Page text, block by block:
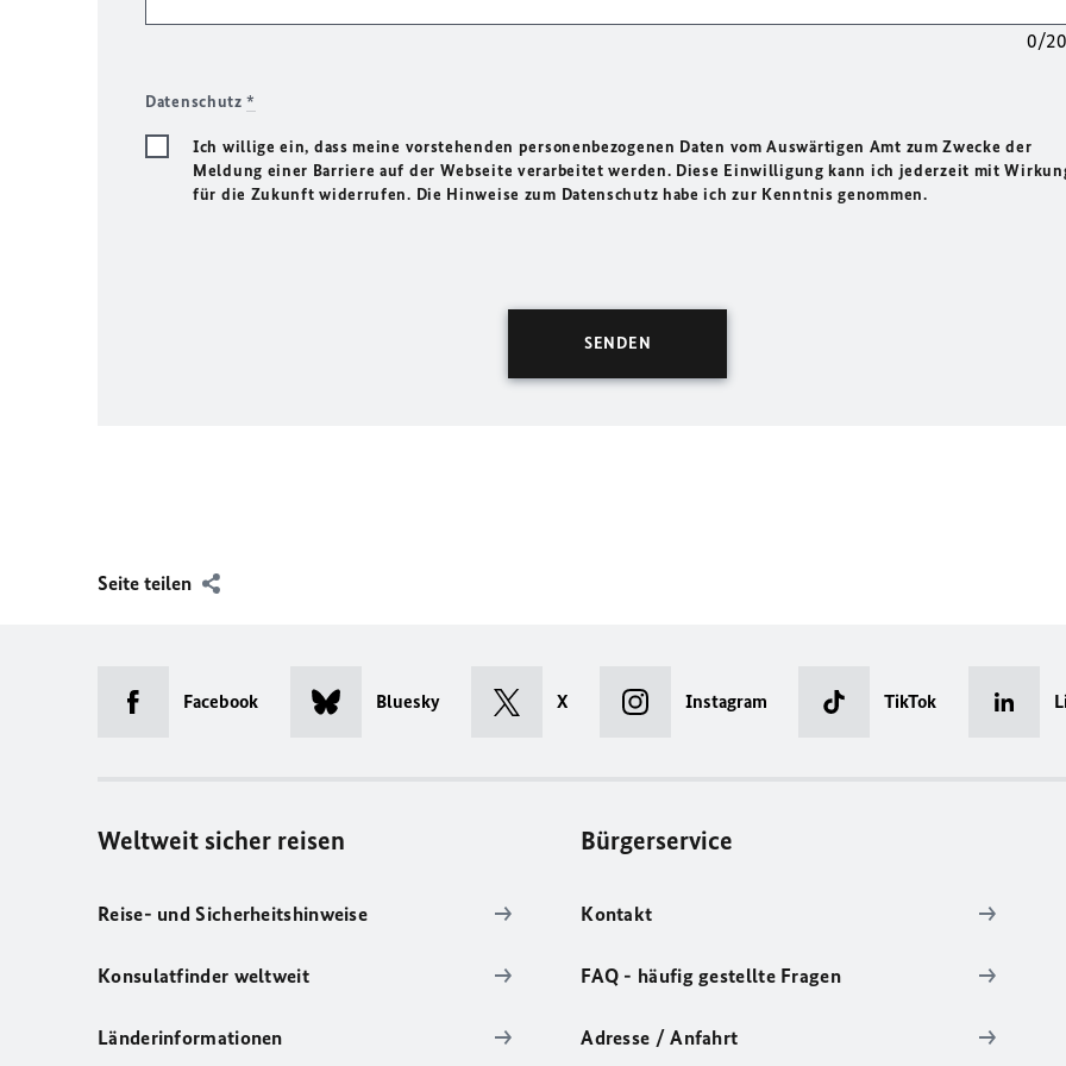
0/
Datenschutz*
Ich willige ein, dass meine vorstehenden personenbezogenen Daten vom Auswärtigen Amt zum Zwecke der
Meldung einer Barriere auf der Webseite verarbeitet werden. Diese Einwilligung kann ich jederzeit mit
für die Zukunft widerrufen. Die Hinweise zum Datenschutz habe ich zur Kenntnis genommen.
Seite teilen
Facebook Bluesky X Instagram TikTok
Weltweit sicher reisen
Reise- und Sicherheitshinweise
Konsulatfinder weltweit
Länderinformationen
Bürgerservice
Kontakt
FAQ - häufig gestellte Fragen
Adresse / Anfahrt